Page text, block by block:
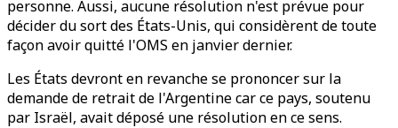
personne. Aussi, aucune résolution n'est prévue pour
décider du sort des États-Unis, qui considèrent de toute
façon avoir quitté l'OMS en janvier dernier.
Les États devront en revanche se prononcer sur la
demande de retrait de l'Argentine car ce pays, soutenu
par Israël, avait déposé une résolution en ce sens.